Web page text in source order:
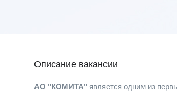
Описание вакансии
АО "КОМИТА" является одним из